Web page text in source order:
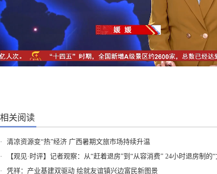
相关阅读
·
清凉资源变“热”经济 广西暑期文旅市场持续升温
·
【观见·时评】记者观察：从“赶着退房”到“从容消费” 24小时退房制的“文旅含金
·
凭祥：产业基建双驱动 绘就友谊镇兴边富民新图景